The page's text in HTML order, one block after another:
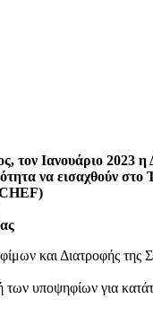
τον Ιανουάριο 2023
να εισαχθούν
και Διατροφής
των υποψηφίων για